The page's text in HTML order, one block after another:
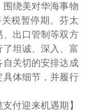
绕美对华海事物
税暂停期、芬太
、出口管制等双方
坦诚、深入、富
关切的安排达成
体细节，并履行
付迎来机遇期】